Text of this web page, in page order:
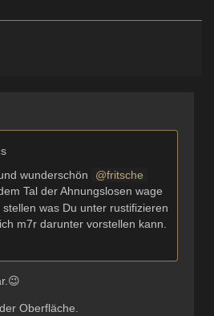
wunderschön
fritsche
Tal der Ahnungslosen wage
was Du unter rustifizieren
m7r darunter vorstellen kann.
Oberfläche.